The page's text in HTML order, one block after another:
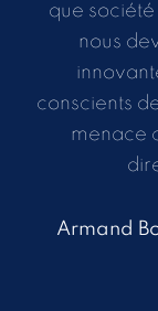
que
nous
conscients
menace
Armand